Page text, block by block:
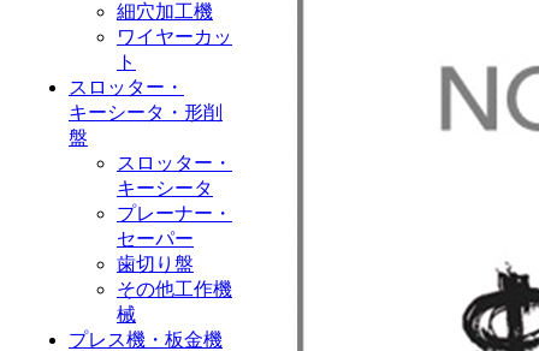
細穴加工機
ワイヤーカッ
ト
スロッター・
キーシータ・形削
盤
スロッター・
キーシータ
プレーナー・
セーパー
歯切り盤
その他工作機
械
プレス機・板金機